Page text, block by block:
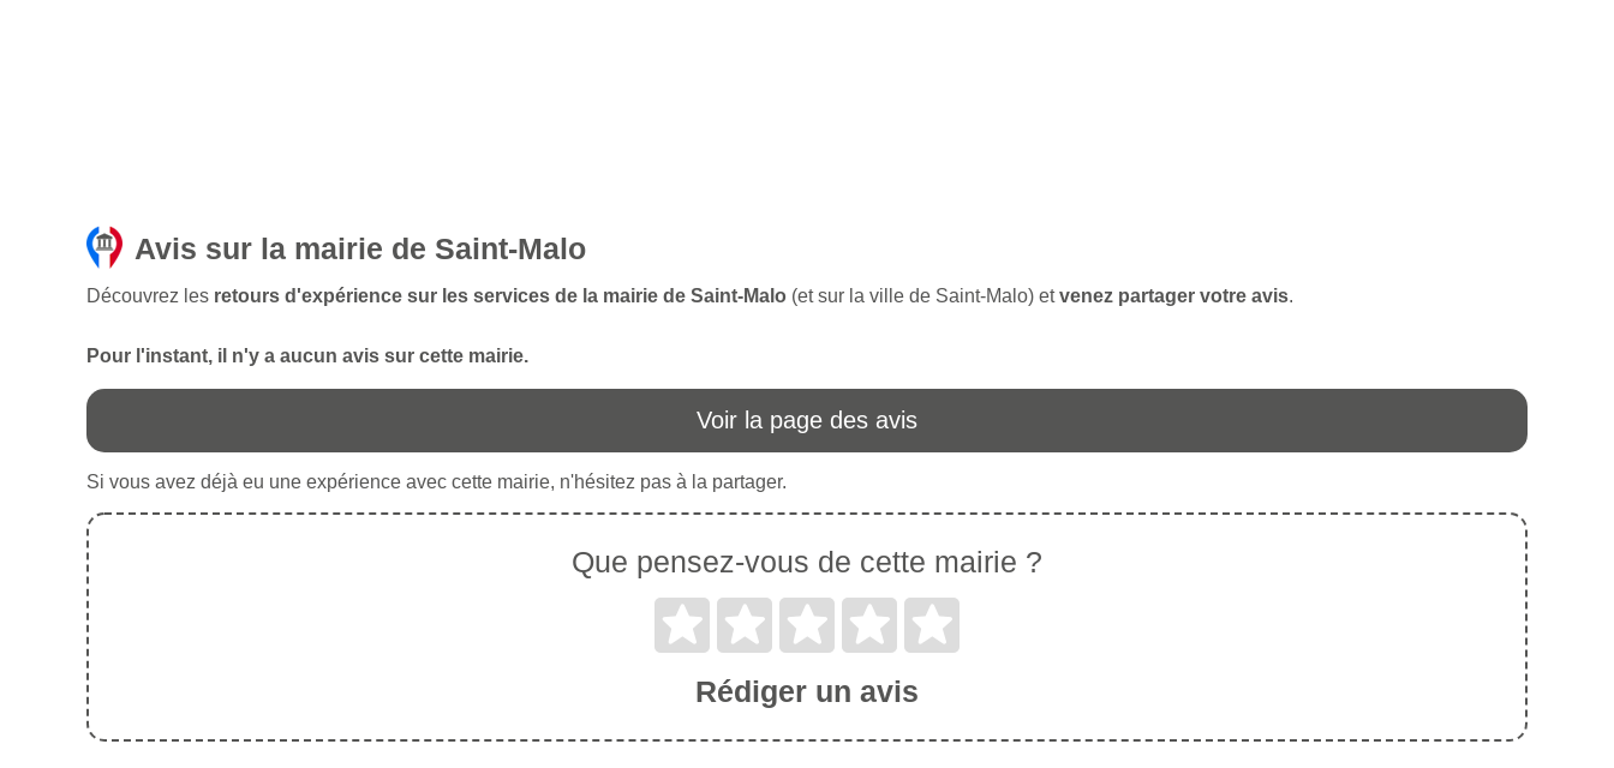
Avis sur la mairie de Saint-Malo
Découvrez les retours d'expérience sur les services de la mairie de Saint-Malo (et sur la ville de Saint-Malo) etvenez partager votre avis.
Pour l'instant, il n'y a aucun avis sur cette mairie.
Voir la page des avis
Si vous avez déjà eu une expérience avec cette mairie, n'hésitez pas à la partager.
Que pensez-vous de cette mairie ?
Rédiger un avis